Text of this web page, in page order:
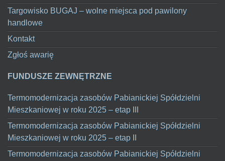
Targowisko BUGAJ – wolne miejsca pod pawilony
handlowe
Kontakt
Zgłoś awarię
FUNDUSZE ZEWNĘTRZNE
Termomodernizacja zasobów Pabianickiej Spółdzielni
Mieszkaniowej w roku 2025 – etap III
Termomodernizacja zasobów Pabianickiej Spółdzielni
Mieszkaniowej w roku 2025 – etap II
Termomodernizacja zasobów Pabianickiej Spółdzielni